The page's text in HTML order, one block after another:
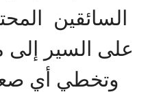
السائقين
على السير
وتخطي أي